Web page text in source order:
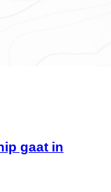
gaat in